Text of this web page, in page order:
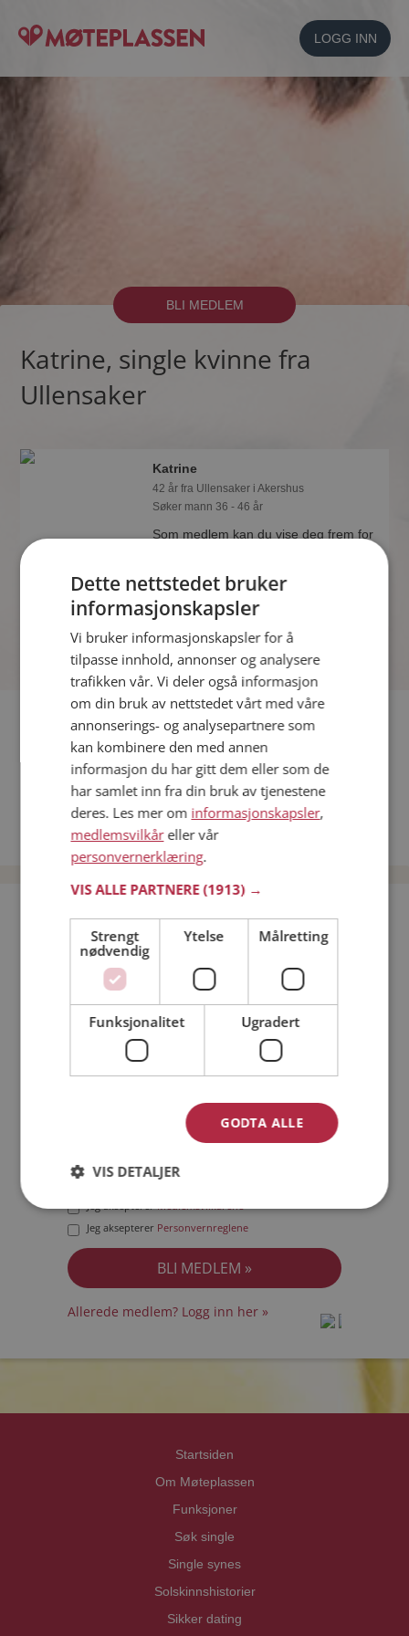
LOGG INN
BLI MEDLEM
Katrine, single kvinne fra
Ullensaker
Katrine
42 år fra Ullensaker i Akershus
Søker mann 36 - 46 år
Som medlem kan du vise deg frem for
som synes du er interessant.
Fler single
Flere singlekvinner fra Ullensaker:Laila,Lykkeliten,
Menn fra Ullensaker
Date kvinner i Norge
Date menn i Norge
Bli medlem gratis!
Jeg er en: Mann Kvinne
Min alder:
Jeg akseptererMedlemsvilkårene
Jeg aksepterer Personvernreglene
Allerede medlem? Logg inn her »
Startsiden
Om Møteplassen
Funksjoner
Søk single
Single synes
Solskinnshistorier
Sikker dating
Dette nettstedet bruker
informasjonskapsler
Vi bruker informasjonskapsler for å
tilpasse innhold, annonser og analysere
trafikken vår. Vi deler også informasjon
om din bruk av nettstedet vårt med våre
annonserings- og analysepartnere som
kan kombinere den med annen
informasjon du har gitt dem eller som de
har samlet inn fra din bruk av tjenestene
deres. Les mer om informasjonskapsler,
medlemsvilkåreller vår
personvernerklæring.
VIS ALLE PARTNERE(1913) →
Strengt
nødvendig
Ytelse Målretting
Funksjonalitet Ugradert
GODTA ALLE
VIS DETALJER